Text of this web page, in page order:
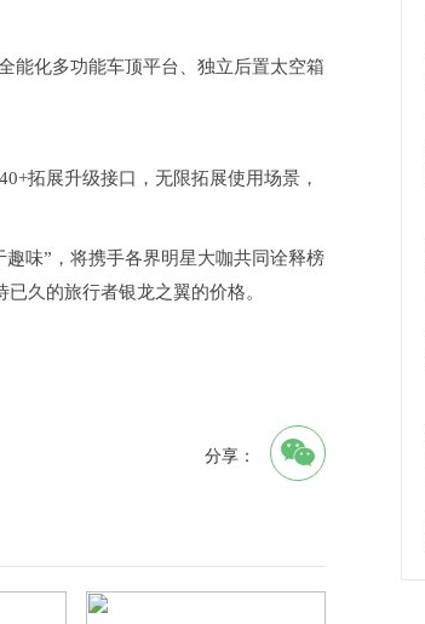
能化多功能车顶平台、独立后置太空箱
拓展升级接口，无限拓展使用场景，
味”，将携手各界明星大咖共同诠释榜
久的旅行者银龙之翼的价格。
分享：